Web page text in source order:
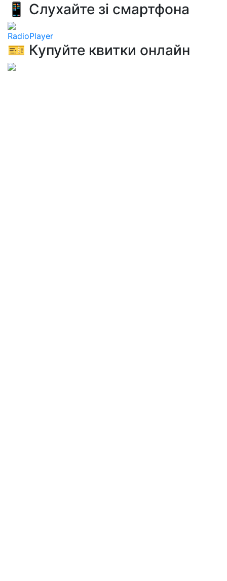
📱 Слухайте зі смартфона
RadioPlayer
🎫 Купуйте квитки онлайн